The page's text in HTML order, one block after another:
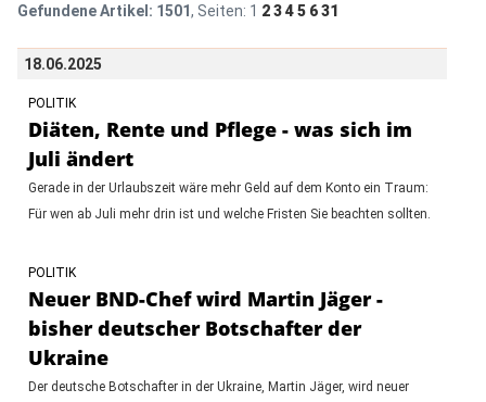
Gefundene Artikel: 1501, Seiten: 1 2 3 4 5 6 31
18.06.2025
POLITIK
Diäten, Rente und Pflege - was sich im
Juli ändert
Gerade in der Urlaubszeit wäre mehr Geld auf dem Konto ein Traum:
Für wen ab Juli mehr drin ist und welche Fristen Sie beachten sollten.
POLITIK
Neuer BND-Chef wird Martin Jäger -
bisher deutscher Botschafter der
Ukraine
Der deutsche Botschafter in der Ukraine, Martin Jäger, wird neuer